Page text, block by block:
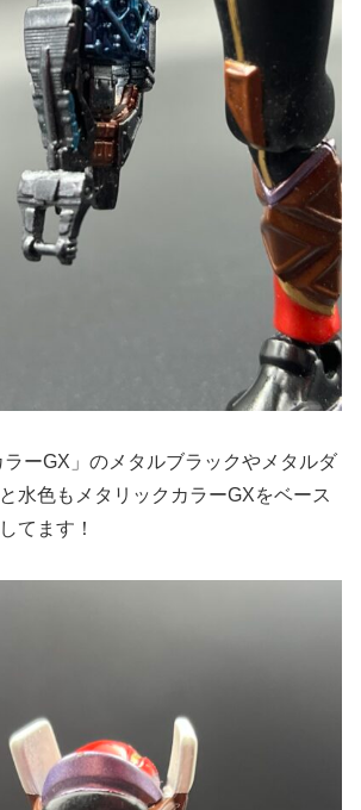
ラーGX」のメタルブラックやメタルダ
水色もメタリックカラーGXをベース
てます！